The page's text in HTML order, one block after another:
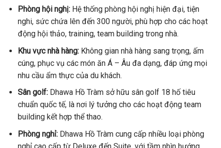
Phòng hội nghị:Hệ thống phòng hội nghị hiện đại, tiện
nghi, sức chứa lên đến 300 người, phù hợp cho các hoạt
động hội thảo, training, team building trong nhà.
Khu vực nhà hàng:Không gian nhà hàng sang trọng, ấm
cúng, phục vụ các món ăn Á – Âu đa dạng, đáp ứng mọi
nhu cầu ẩm thực của du khách.
Sân golf:Dhawa Hồ Tràm sở hữu sân golf 18 hố tiêu
chuẩn quốc tế, là nơi lý tưởng cho các hoạt động team
building kết hợp thể thao.
Phòng nghỉ:Dhawa Hồ Tràm cung cấp nhiều loại phòng